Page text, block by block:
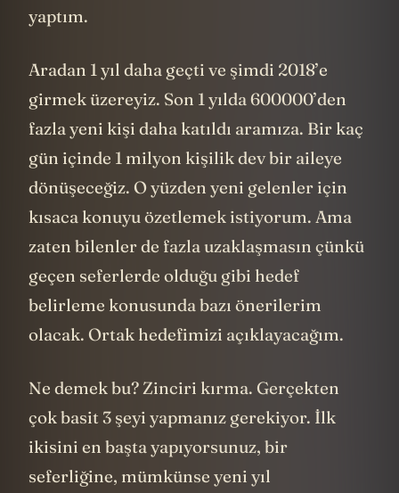
yaptım.
Aradan 1 yıl daha geçti ve şimdi 2018’e
girmek üzereyiz. Son 1 yılda 600000’den
fazla yeni kişi daha katıldı aramıza. Bir kaç
gün içinde 1 milyon kişilik dev bir aileye
dönüşeceğiz. O yüzden yeni gelenler için
kısaca konuyu özetlemek istiyorum. Ama
zaten bilenler de fazla uzaklaşmasın çünkü
geçen seferlerde olduğu gibi hedef
belirleme konusunda bazı önerilerim
olacak. Ortak hedefimizi açıklayacağım.
Ne demek bu? Zinciri kırma. Gerçekten
çok basit 3 şeyi yapmanız gerekiyor. İlk
ikisini en başta yapıyorsunuz, bir
seferliğine, mümkünse yeni yıl